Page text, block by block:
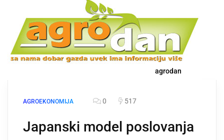
agrodan
AGROEKONOMIJA 0 517
Japanski model poslovanja